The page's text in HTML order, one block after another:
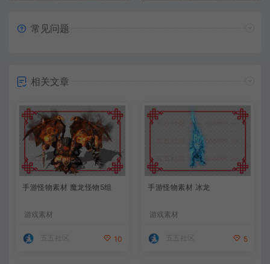
常见问题
相关文章
手游怪物素材 魔龙怪物5组
游戏素材
五五社区 10
手游怪物素材 冰龙
游戏素材
五五社区 5